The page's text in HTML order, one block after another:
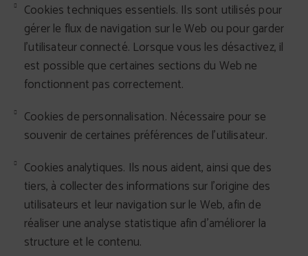
Cookies techniques essentiels. Ils sont utilisés pour
gérer le flux de navigation sur le Web ou pour garder
l'utilisateur connecté. Lorsque vous les désactivez, il
est possible que certaines sections du Web ne
fonctionnent pas correctement.
Cookies de personnalisation. Nécessaire pour se
souvenir de certaines préférences de l'utilisateur.
Cookies analytiques. Ils nous aident, ainsi que des
tiers, à collecter des informations sur l'origine des
utilisateurs et leur navigation sur le Web, afin de
réaliser une analyse statistique afin d'améliorer la
structure et le contenu.